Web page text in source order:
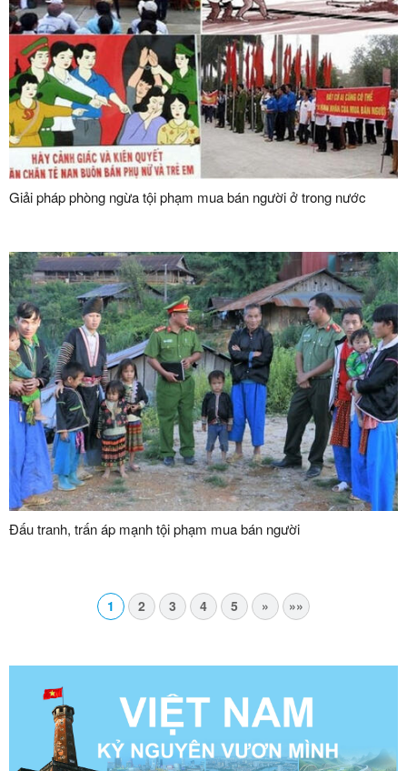
Giải pháp phòng ngừa tội phạm mua bán người ở trong nước
Đấu tranh, trấn áp mạnh tội phạm mua bán người
1 2 3 4 5 » »»